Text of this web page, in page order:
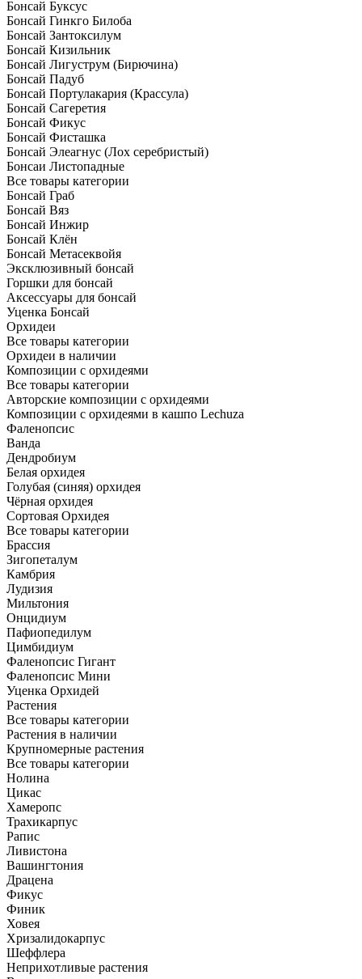
Бонсай Буксус
Бонсай Гинкго Билоба
Бонсай Зантоксилум
Бонсай Кизильник
Бонсай Лигуструм (Бирючина)
Бонсай Падуб
Бонсай Портулакария (Крассула)
Бонсай Сагеретия
Бонсай Фикус
Бонсай Фисташка
Бонсай Элеагнус (Лох серебристый)
Бонсаи Листопадные
Все товары категории
Бонсай Граб
Бонсай Вяз
Бонсай Инжир
Бонсай Клён
Бонсай Метасеквойя
Эксклюзивный бонсай
Горшки для бонсай
Аксессуары для бонсай
Уценка Бонсай
Орхидеи
Все товары категории
Орхидеи в наличии
Композиции с орхидеями
Все товары категории
Авторские композиции с орхидеями
Композиции с орхидеями в кашпо Lechuza
Фаленопсис
Ванда
Дендробиум
Белая орхидея
Голубая (синяя) орхидея
Чёрная орхидея
Сортовая Орхидея
Все товары категории
Брассия
Зигопеталум
Камбрия
Лудизия
Мильтония
Онцидиум
Пафиопедилум
Цимбидиум
Фаленопсис Гигант
Фаленопсис Мини
Уценка Орхидей
Растения
Все товары категории
Растения в наличии
Крупномерные растения
Все товары категории
Нолина
Цикас
Хамеропс
Трахикарпус
Рапис
Ливистона
Вашингтония
Драцена
Фикус
Финик
Ховея
Хризалидокарпус
Шеффлера
Неприхотливые растения